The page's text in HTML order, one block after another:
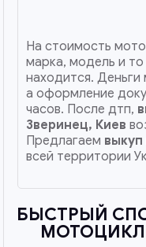
На стоимость
марка, модель и
находится. Деньги
а оформление
часов. После дтп,
Зверинец, Киев
Предлагаем
всей территории
БЫСТРЫЙ
МОТОЦИКЛ